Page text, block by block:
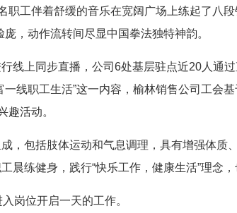
15:41:59 | 来源：中国网 | 作者：温萌 | 责任编辑
职工伴着舒缓的音乐在宽阔广场上练起了八
，动作流转间尽显中国拳法独特神韵。
线上同步直播，公司6处基层驻点近20人通
线职工生活”这一内容，榆林销售公司工会
趣活动。
，包括肢体运动和气息调理，具有增强体质
练健身，践行“快乐工作，健康生活”理念，
岗位开启一天的工作。